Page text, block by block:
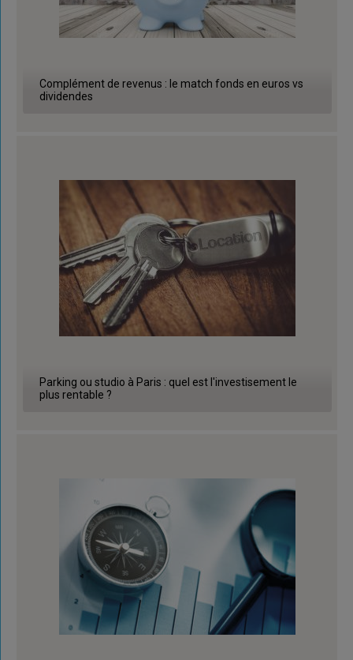
Complément de revenus : le match fonds en euros vs
dividendes
Parking ou studio à Paris : quel est l'investisement le
plus rentable ?